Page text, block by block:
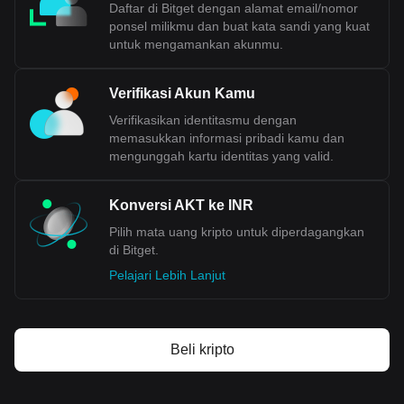
Data pertukaran kripto ke fiat Bitget menunjukkan
bahwa pasangan perdagangan Akash Network yang
paling populer adalah AKT ke INR, dengan kode
banyak mata uang kripto yang bisa kamu pertukarkan
dengan INR.
Daftar di Bitget dengan alamat email/nomor
ponsel milikmu dan buat kata sandi yang kuat
untuk mengamankan akunmu.
Verifikasi Akun Kamu
Verifikasikan identitasmu dengan
memasukkan informasi pribadi kamu dan
mengunggah kartu identitas yang valid.
Konversi AKT ke INR
Pilih mata uang kripto untuk diperdagangkan
di Bitget.
Pelajari Lebih Lanjut
Beli kripto